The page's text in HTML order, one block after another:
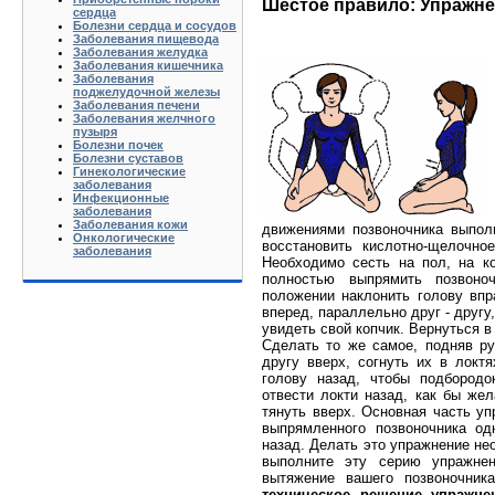
сердца
Болезни сердца и сосудов
Заболевания пищевода
Заболевания желудка
Заболевания кишечника
Заболевания
поджелудочной железы
Заболевания печени
Заболевания желчного
пузыря
Болезни почек
Болезни суставов
Гинекологические
заболевания
Инфекционные
заболевания
Заболевания кожи
Онкологические
заболевания
Шестое правило:
движениями позвоночника
восстановить кислотно-
Необходимо сесть на пол, на
полностью выпрямить
положении наклонить голову
вперед, параллельно друг -
увидеть свой копчик. Вернуться
Сделать то же самое, подняв
другу вверх, согнуть их в
голову назад, чтобы
отвести локти назад, как бы
тянуть вверх. Основная часть
выпрямленного позвоночника
назад. Делать это упражнение
выполните эту серию
вытяжение вашего